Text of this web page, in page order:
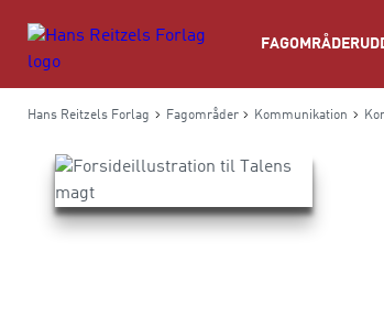
FAGOMRÅDER
Hans Reitzels Forlag Fagområder Kommunikation